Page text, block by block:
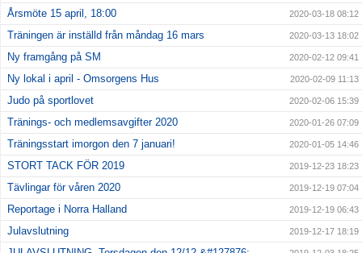
Årsmöte 15 april, 18:00 2020-03-18 08:12
Träningen är inställd från måndag 16 mars 2020-03-13 18:02
Ny framgång på SM 2020-02-12 09:41
Ny lokal i april - Omsorgens Hus 2020-02-09 11:13
Judo på sportlovet 2020-02-06 15:39
Tränings- och medlemsavgifter 2020 2020-01-26 07:09
Träningsstart imorgon den 7 januari! 2020-01-05 14:46
STORT TACK FÖR 2019 2019-12-23 18:23
Tävlingar för våren 2020 2019-12-19 07:04
Reportage i Norra Halland 2019-12-19 06:43
Julavslutning 2019-12-17 18:19